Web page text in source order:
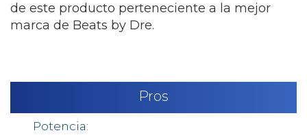
de este producto perteneciente a la mejor
marca de Beats by Dre.
Pros
Potencia: